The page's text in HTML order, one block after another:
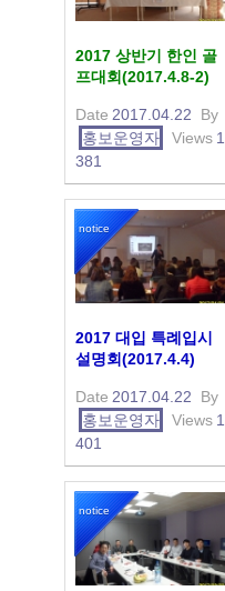
2017 상반기 한인 골
프대회(2017.4.8-2)
Date 2017.04.22
By
홍보운영자
Views 1
381
notice
2017 대입 특례입시
설명회(2017.4.4)
Date 2017.04.22
By
홍보운영자
Views 1
401
notice